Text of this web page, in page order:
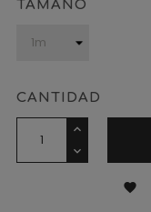
TAMAÑO
CANTIDAD
